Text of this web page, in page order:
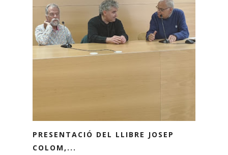
PRESENTACIÓ DEL LLIBRE JOSEP
COLOM,...